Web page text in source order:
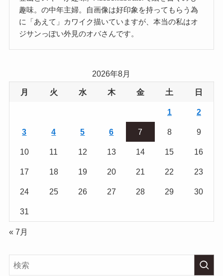
趣味。の中年主婦。自画像は好印象を持ってもらう為
に「あえて」カワイク描いていますが、本当の私はオ
ジサンっぽい外見のオバさんです。
2026年8月
月 火 水 木 金 土 日
1 2
3 4 5 6 7 8 9
10 11 12 13 14 15 16
17 18 19 20 21 22 23
24 25 26 27 28 29 30
31
« 7月